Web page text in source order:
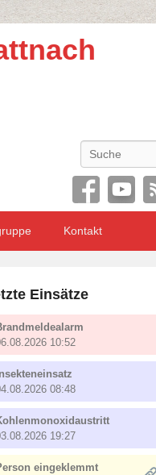
Search
Kontakt
Einsätze
10:52
Insekteneinsatz
08:48
19:27
eingeklemmt